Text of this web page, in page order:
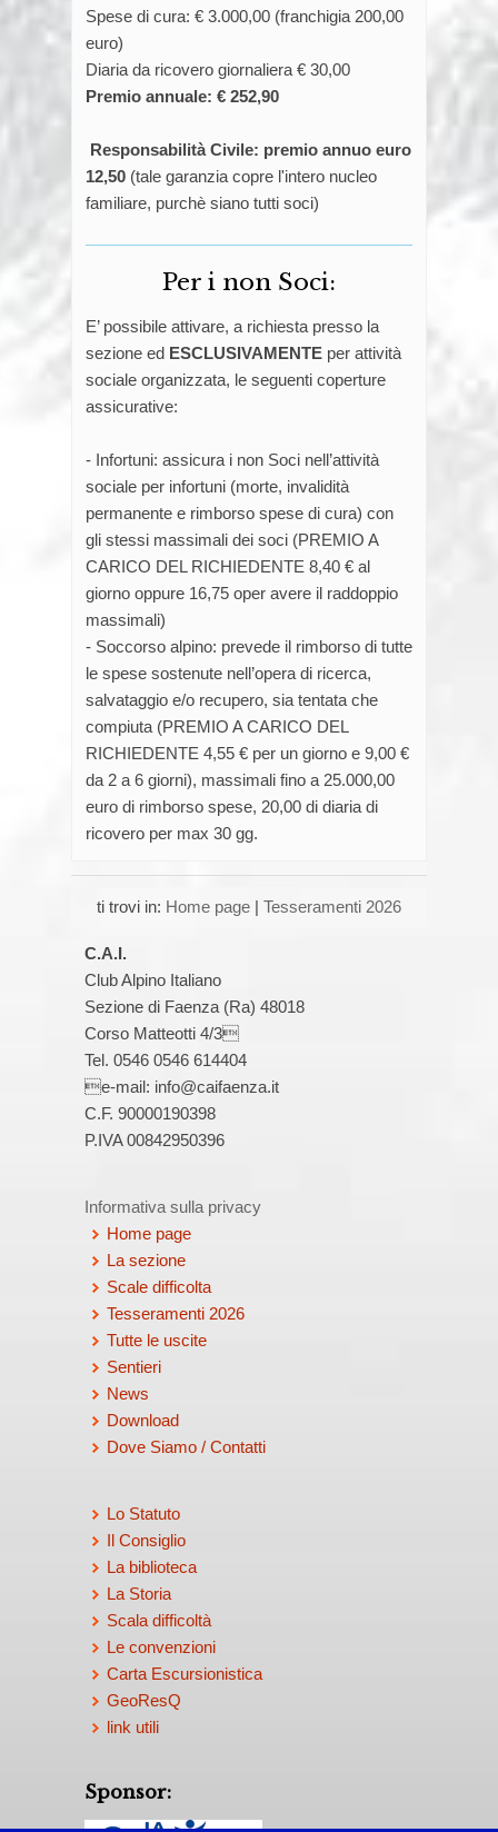
Spese di cura: € 3.000,00 (franchigia 200,00
euro)
Diaria da ricovero giornaliera € 30,00
Premio annuale: € 252,90
Responsabilità Civile: premio annuo euro
12,50 (tale garanzia copre l'intero nucleo
familiare, purchè siano tutti soci)
Per i non Soci:
E’ possibile attivare, a richiesta presso la
sezione ed ESCLUSIVAMENTE per attività
sociale organizzata, le seguenti coperture
assicurative:
- Infortuni: assicura i non Soci nell’attività
sociale per infortuni (morte, invalidità
permanente e rimborso spese di cura) con
gli stessi massimali dei soci (PREMIO A
CARICO DEL RICHIEDENTE 8,40 € al
giorno oppure 16,75 oper avere il raddoppio
massimali)
- Soccorso alpino: prevede il rimborso di tutte
le spese sostenute nell’opera di ricerca,
salvataggio e/o recupero, sia tentata che
compiuta (PREMIO A CARICO DEL
RICHIEDENTE 4,55 € per un giorno e 9,00 €
da 2 a 6 giorni), massimali fino a 25.000,00
euro di rimborso spese, 20,00 di diaria di
ricovero per max 30 gg.
ti trovi in: Home page | Tesseramenti 2026
C.A.I.
Club Alpino Italiano
Sezione di Faenza (Ra) 48018
Corso Matteotti 4/3
Tel. 0546 0546 614404
e-mail: info@caifaenza.it
C.F. 90000190398
P.IVA 00842950396
Informativa sulla privacy
Home page
La sezione
Scale difficolta
Tesseramenti 2026
Tutte le uscite
Sentieri
News
Download
Dove Siamo / Contatti
Lo Statuto
Il Consiglio
La biblioteca
La Storia
Scala difficoltà
Le convenzioni
Carta Escursionistica
GeoResQ
link utili
Sponsor: